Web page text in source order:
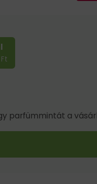
Ft
parfümmintát a